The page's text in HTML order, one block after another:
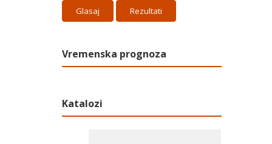
Rezultati
Vremenska prognoza
Katalozi